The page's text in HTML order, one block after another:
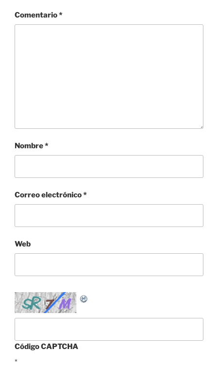
Comentario*
Nombre*
Correo electrónico*
Web
Código CAPTCHA
*